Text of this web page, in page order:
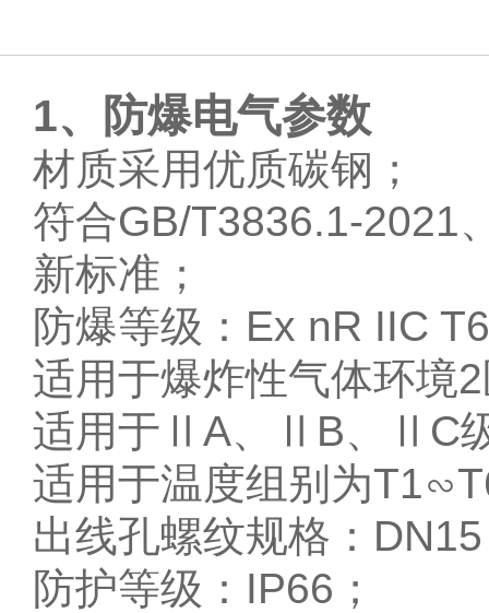
1、 防爆电气参数
材质采用优质碳钢；
符合GB/T3836.1-2021
新标准；
防爆等级：Ex nR IIC
适用于爆炸性气体环境
适用于ⅡA、ⅡB、ⅡC
适用于温度组别为
出线孔螺纹规格：
防护等级：IP66；